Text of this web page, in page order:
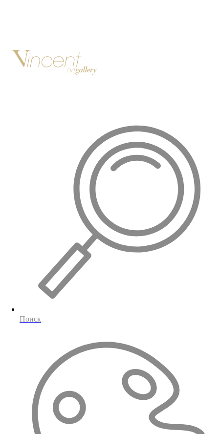
Поиск